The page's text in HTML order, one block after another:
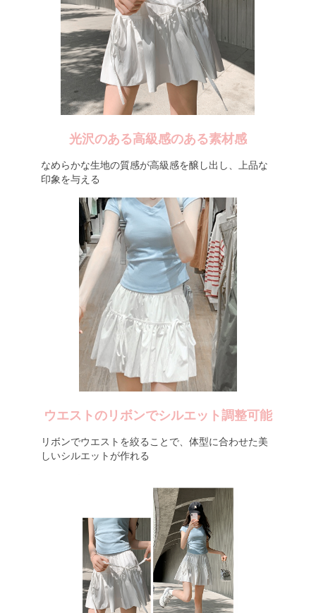
光沢のある高級感のある素材感
なめらかな生地の質感が高級感を醸し出し、上品な
印象を与える
ウエストのリボンでシルエット調整可能
リボンでウエストを絞ることで、体型に合わせた美
しいシルエットが作れる